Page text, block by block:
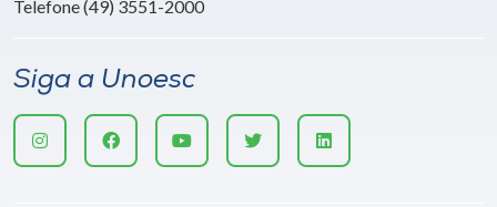
Telefone (49) 3551-2000
Siga a Unoesc